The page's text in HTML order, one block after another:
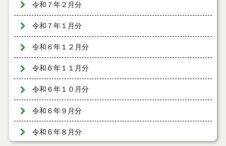
令和７年２月分
令和７年１月分
令和６年１２月分
令和６年１１月分
令和６年１０月分
令和６年９月分
令和６年８月分